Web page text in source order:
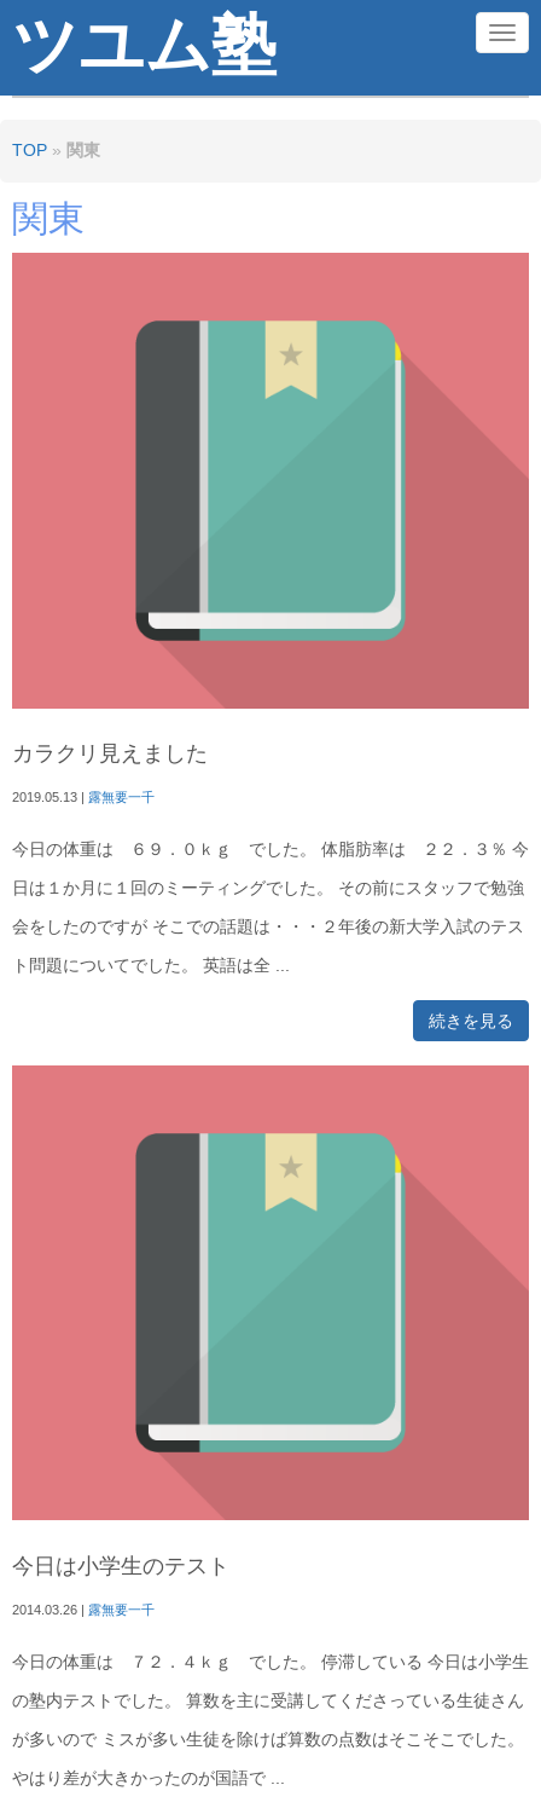
ツユム塾 N
TOP » 関東
関東
カラクリ見えました
2019.05.13 | 露無要一千
今日の体重は ６９．０ｋｇ でした。 体脂肪率は ２２．３％ 今
日は１か月に１回のミーティングでした。 その前にスタッフで勉強
会をしたのですが そこでの話題は・・・２年後の新大学入試のテス
ト問題についてでした。 英語は全 ...
続きを見る
今日は小学生のテスト
2014.03.26 | 露無要一千
今日の体重は ７２．４ｋｇ でした。 停滞している 今日は小学生
の塾内テストでした。 算数を主に受講してくださっている生徒さん
が多いので ミスが多い生徒を除けば算数の点数はそこそこでした。
やはり差が大きかったのが国語で ...